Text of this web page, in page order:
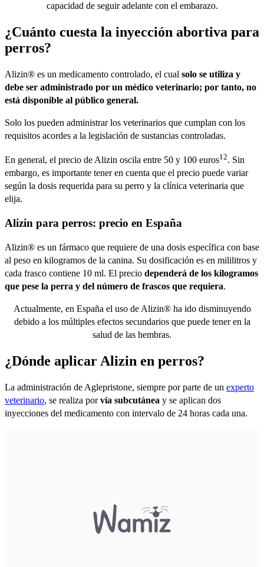
capacidad de seguir adelante con el embarazo.
¿Cuánto cuesta la inyección abortiva para
perros?
Alizin® es un medicamento controlado, el cual solo se utiliza y
debe ser administrado por un médico veterinario; por tanto, no
está disponible al público general.
Solo los pueden administrar los veterinarios que cumplan con los
requisitos acordes a la legislación de sustancias controladas.
En general, el precio de Alizin oscila entre 50 y 100 euros12. Sin
embargo, es importante tener en cuenta que el precio puede variar
según la dosis requerida para su perro y la clínica veterinaria que
elija.
Alizin para perros: precio en España
Alizin® es un fármaco que requiere de una dosis específica con base
al peso en kilogramos de la canina. Su dosificación es en mililitros y
cada frasco contiene 10 ml. El precio dependerá de los kilogramos
que pese la perra y del número de frascos que requiera.
Actualmente, en España el uso de Alizin® ha ido disminuyendo
debido a los múltiples efectos secundarios que puede tener en la
salud de las hembras.
¿Dónde aplicar Alizin en perros?
La administración de Aglepristone, siempre por parte de un experto
veterinario, se realiza porvía subcutánea y se aplican dos
inyecciones del medicamento con intervalo de 24 horas cada una.